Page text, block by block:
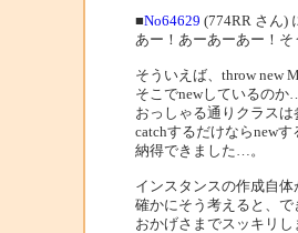
■No64629 (774RR さん)
あー！あーあーあー！そ
そういえば、throw new
そこでnewしているのか
おっしゃる通りクラスは
catchするだけならnew
納得できました…。
インスタンスの作成自
確かにそう考えると、で
おかげさまでスッキリし